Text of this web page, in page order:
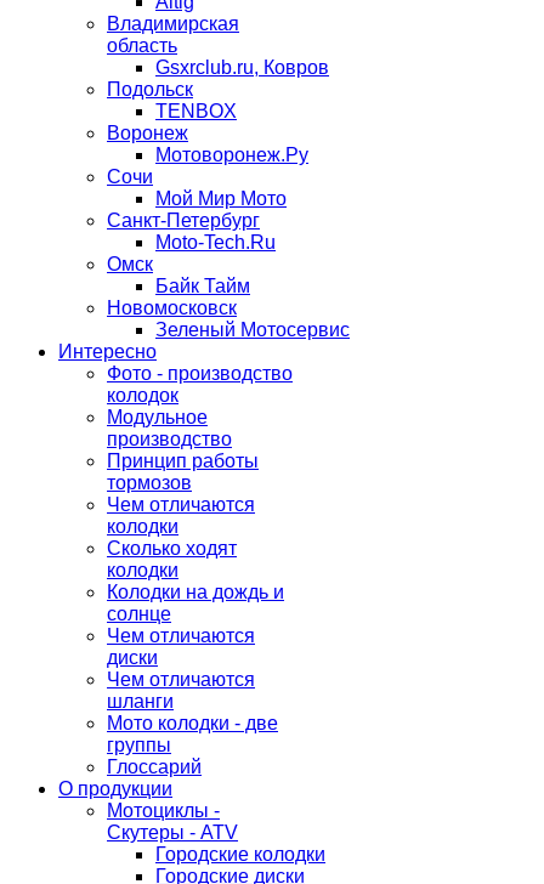
Владимирская
область
Gsxrclub.ru, Ковров
Подольск
TENBOX
Воронеж
Мотоворонеж.Ру
Сочи
Мой Мир Мото
Санкт-Петербург
Moto-Tech.Ru
Омск
Байк Тайм
Новомосковск
Зеленый Мотосервис
Интересно
Фото - производство
колодок
Модульное
производство
Принцип работы
тормозов
Чем отличаются
колодки
Сколько ходят
колодки
Колодки на дождь и
солнце
Чем отличаются
диски
Чем отличаются
шланги
Мото колодки - две
группы
Глоссарий
О продукции
Мотоциклы -
Скутеры - ATV
Городские колодки
Городские диски